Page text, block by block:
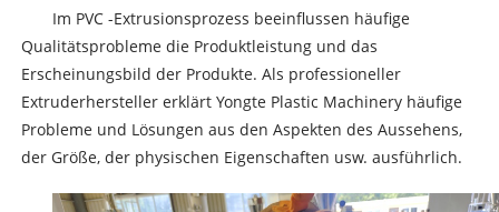
Im PVC -Extrusionsprozess beeinflussen häufige
Qualitätsprobleme die Produktleistung und das
Erscheinungsbild der Produkte. Als professioneller
Extruderhersteller erklärt Yongte Plastic Machinery häufige
Probleme und Lösungen aus den Aspekten des Aussehens,
der Größe, der physischen Eigenschaften usw. ausführlich.